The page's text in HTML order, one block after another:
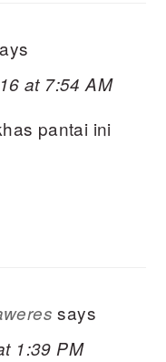
at 7:54 AM
pantai ini
says
1:39 PM